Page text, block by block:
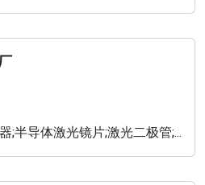
;半导体激光镜片;激光二极管;...